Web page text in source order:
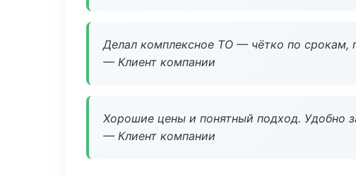
Делал комплексное ТО — чётко по срокам,
— Клиент компании
Хорошие цены и понятный подход. Удобно
— Клиент компании